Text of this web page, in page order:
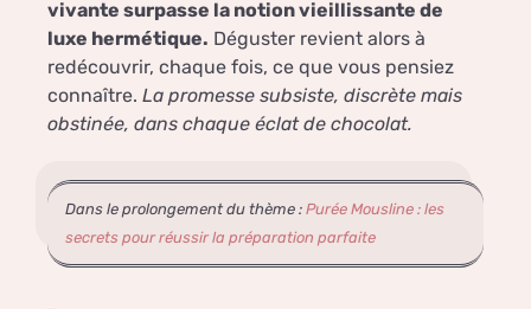
vivante surpasse la notion vieillissante de
luxe hermétique. Déguster revient alors à
redécouvrir, chaque fois, ce que vous pensiez
connaître. La promesse subsiste, discrète mais
obstinée, dans chaque éclat de chocolat.
Dans le prolongement du thème : Purée Mousline : les
secrets pour réussir la préparation parfaite